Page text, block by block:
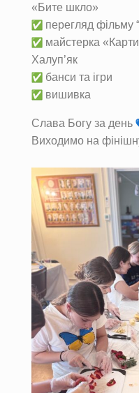
«Бите шкло»
перегляд фільму
майстерка
Халуп’як
банси та ігри
вишивка
Слава Богу за день
Виходимо на